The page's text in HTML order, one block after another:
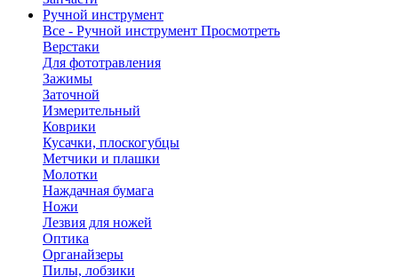
Ручной инструмент
Все - Ручной инструмент Просмотреть
Верстаки
Для фототравления
Зажимы
Заточной
Измерительный
Коврики
Кусачки, плоскогубцы
Метчики и плашки
Молотки
Наждачная бумага
Ножи
Лезвия для ножей
Оптика
Органайзеры
Пилы, лобзики